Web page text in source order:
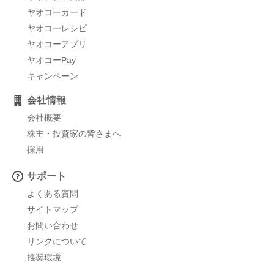
ヤオコーカード
ヤオコーレシピ
ヤオコーアプリ
ヤオコーPay
キャンペーン
会社情報
会社概要
株主・投資家の皆さまへ
採用
サポート
よくある質問
サイトマップ
お問い合わせ
リンクについて
推奨環境